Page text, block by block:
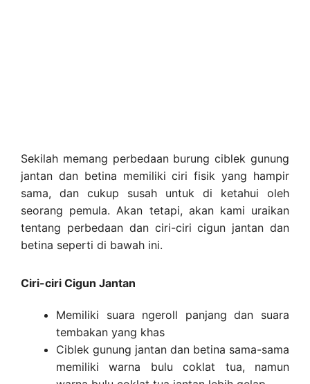
Sekilah memang perbedaan burung ciblek gunung
jantan dan betina memiliki ciri fisik yang hampir
sama, dan cukup susah untuk di ketahui oleh
seorang pemula. Akan tetapi, akan kami uraikan
tentang perbedaan dan ciri-ciri cigun jantan dan
betina seperti di bawah ini.
Ciri-ciri Cigun Jantan
Memiliki suara ngeroll panjang dan suara
tembakan yang khas
Ciblek gunung jantan dan betina sama-sama
memiliki warna bulu coklat tua, namun